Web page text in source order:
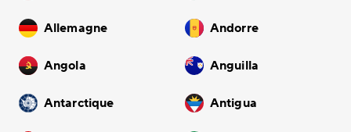
Allemagne Andorre
Angola Anguilla
Antarctique Antigua